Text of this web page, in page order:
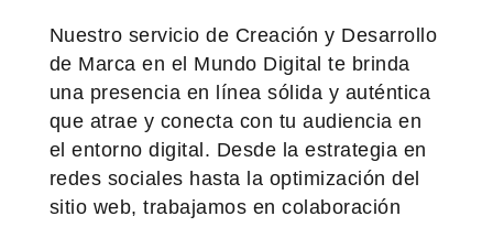
Nuestro servicio de Creación y Desarrollo
de Marca en el Mundo Digital te brinda
una presencia en línea sólida y auténtica
que atrae y conecta con tu audiencia en
el entorno digital. Desde la estrategia en
redes sociales hasta la optimización del
sitio web, trabajamos en colaboración